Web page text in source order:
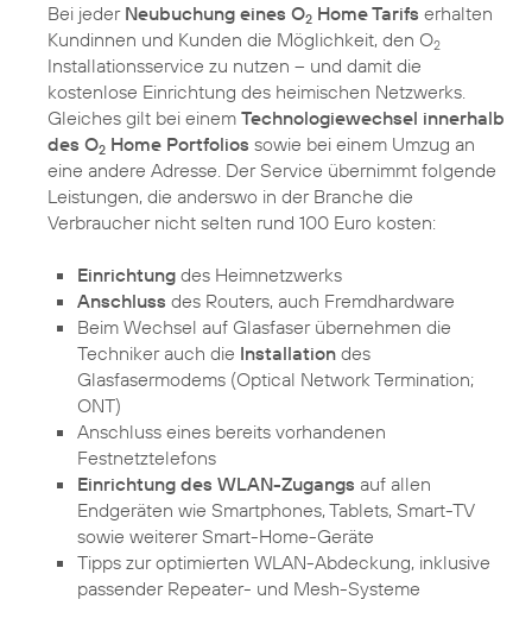
Bei jeder Neubuchung eines O2 Home Tarifs erhalten
Kundinnen und Kunden die Möglichkeit, den O2
Installationsservice zu nutzen – und damit die
kostenlose Einrichtung des heimischen Netzwerks.
Gleiches gilt bei einem Technologiewechsel innerhalb
des O2 Home Portfolios sowie bei einem Umzug an
eine andere Adresse. Der Service übernimmt folgende
Leistungen, die anderswo in der Branche die
Verbraucher nicht selten rund 100 Euro kosten:
Einrichtung des Heimnetzwerks
Anschluss des Routers, auch Fremdhardware
Beim Wechsel auf Glasfaser übernehmen die
Techniker auch die Installation des
Glasfasermodems (Optical Network Termination;
ONT)
Anschluss eines bereits vorhandenen
Festnetztelefons
Einrichtung des WLAN-Zugangs auf allen
Endgeräten wie Smartphones, Tablets, Smart-TV
sowie weiterer Smart-Home-Geräte
Tipps zur optimierten WLAN-Abdeckung, inklusive
passender Repeater- und Mesh-Systeme